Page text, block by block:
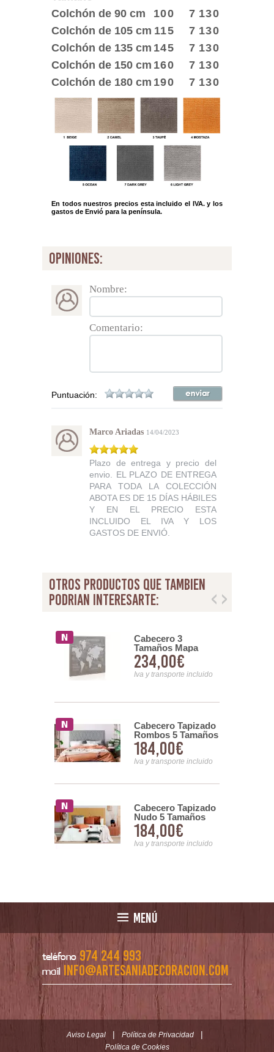
Colchón de 90 cm 100 7 130
Colchón de 105 cm 115 7 130
Colchón de 135 cm 145 7 130
Colchón de 150 cm 160 7 130
Colchón de 180 cm 190 7 130
En todos nuestros precios esta incluido el IVA. y los
gastos de Envió para la península.
opiniones:
Nombre:
Comentario:
Puntuación:
Marco Ariadas 14/04/2023
Plazo de entrega y precio del
envio. EL PLAZO DE ENTREGA
PARA TODA LA COLECCIÓN
ABOTA ES DE 15 DÍAS HÁBILES
Y EN EL PRECIO ESTA
INCLUIDO EL IVA Y LOS
GASTOS DE ENVIÓ.
otros productos que tambien
podrian interesarte:
Cabecero 3
Tamaños Mapa
Mundi Serie
Patrones
234,00€
Iva y transporte incluido
Cabecero Tapizado
Rombos 5 Tamaños
Modelo Nador Serie
Abota
184,00€
Iva y transporte incluido
Cabecero Tapizado
Nudo 5 Tamaños
Icon Elance Serie
Abota
184,00€
Iva y transporte incluido
MENÚ
teléfono 974 244 993
mail info@artesaniadecoracion.com
Aviso Legal | Política de Privacidad |
Política de Cookies